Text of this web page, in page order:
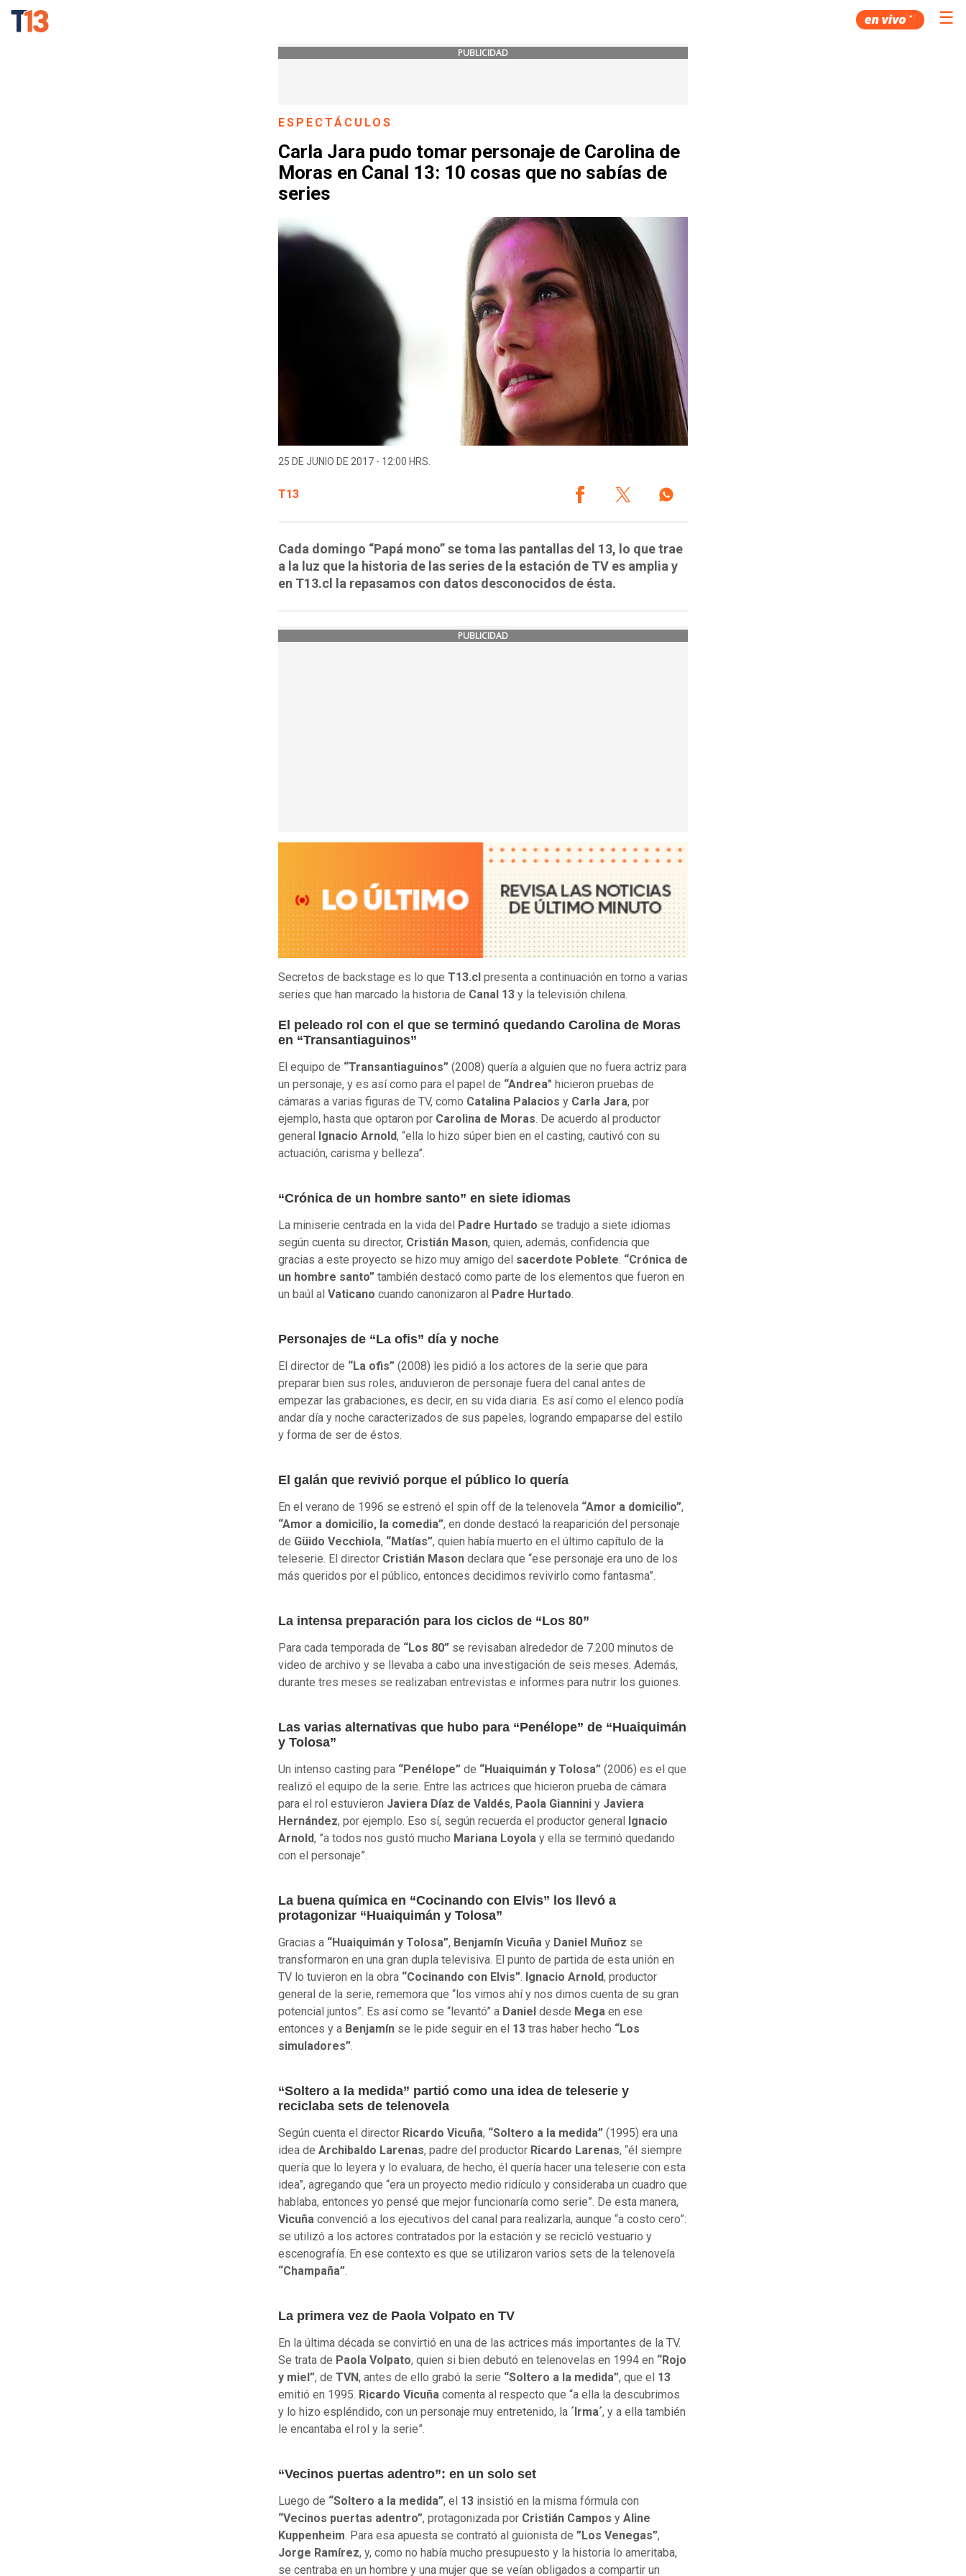
☰
PUBLICIDAD
ESPECTÁCULOS
Carla Jara pudo tomar personaje de Carolina de
Moras en Canal 13: 10 cosas que no sabías de
series
25 DE JUNIO DE 2017 - 12:00 HRS.
T13
Cada domingo “Papá mono” se toma las pantallas del 13, lo que trae
a la luz que la historia de las series de la estación de TV es amplia y
en T13.cl la repasamos con datos desconocidos de ésta.
PUBLICIDAD
Secretos de backstage es lo que T13.cl presenta a continuación en torno a varias
series que han marcado la historia de Canal 13 y la televisión chilena.
El peleado rol con el que se terminó quedando Carolina de Moras
en “Transantiaguinos”
El equipo de “Transantiaguinos” (2008) quería a alguien que no fuera actriz para
un personaje, y es así como para el papel de “Andrea" hicieron pruebas de
cámaras a varias figuras de TV, como Catalina Palacios y Carla Jara, por
ejemplo, hasta que optaron por Carolina de Moras. De acuerdo al productor
general
Ignacio Arnold, “ella lo hizo súper bien en el casting, cautivó con su
actuación, carisma y belleza”.
“Crónica de un hombre santo” en siete idiomas
La miniserie centrada en la vida del Padre Hurtado se tradujo a siete idiomas
según cuenta su director, Cristián Mason, quien, además, confidencia que
gracias a este proyecto se hizo muy amigo del sacerdote Poblete. “Crónica de
un hombre santo” también destacó como parte de los elementos que fueron en
un baúl al Vaticano cuando canonizaron al Padre Hurtado.
Personajes de “La ofis” día y noche
El director de “La ofis” (2008) les pidió a los actores de la serie que para
preparar bien sus roles, anduvieron de personaje fuera del canal antes de
empezar las grabaciones, es decir, en su vida diaria. Es así como el elenco podía
andar día y noche caracterizados de sus papeles, logrando empaparse del estilo
y forma de ser de éstos.
El galán que revivió porque el público lo quería
En el verano de 1996 se estrenó el spin off de la telenovela “Amor a domicilio”,
“Amor a domicilio, la comedia”, en donde destacó la reaparición del personaje
de Güido Vecchiola, “Matías”, quien había muerto en el último capítulo de la
teleserie. El director Cristián Mason declara que “ese personaje era uno de los
más queridos por el público, entonces decidimos revivirlo como fantasma”.
La intensa preparación para los ciclos de “Los 80”
Para cada temporada de “Los 80” se revisaban alrededor de 7.200 minutos de
video de archivo y se llevaba a cabo una investigación de seis meses. Además,
durante tres meses se realizaban entrevistas e informes para nutrir los guiones.
Las varias alternativas que hubo para “Penélope” de “Huaiquimán
y Tolosa”
Un intenso casting para “Penélope” de “Huaiquimán y Tolosa” (2006) es el que
realizó el equipo de la serie. Entre las actrices que hicieron prueba de cámara
para el rol estuvieron Javiera Díaz de Valdés, Paola Giannini y Javiera
Hernández, por ejemplo. Eso sí, según recuerda el productor general Ignacio
Arnold, ”a todos nos gustó mucho Mariana Loyola y ella se terminó quedando
con el personaje”.
La buena química en “Cocinando con Elvis” los llevó a
protagonizar “Huaiquimán y Tolosa”
Gracias a “Huaiquimán y Tolosa”, Benjamín Vicuña y Daniel Muñoz se
transformaron en una gran dupla televisiva. El punto de partida de esta unión en
TV lo tuvieron en la obra “Cocinando con Elvis”. Ignacio Arnold, productor
general de la serie, rememora que “los vimos ahí y nos dimos cuenta de su gran
potencial juntos”. Es así como se “levantó” a Daniel desde Mega en ese
entonces y a Benjamín se le pide seguir en el 13 tras haber hecho “Los
simuladores”.
“Soltero a la medida” partió como una idea de teleserie y
reciclaba sets de telenovela
Según cuenta el director Ricardo Vicuña, “Soltero a la medida” (1995) era una
idea de Archibaldo Larenas, padre del productor Ricardo Larenas, “él siempre
quería que lo leyera y lo evaluara, de hecho, él quería hacer una teleserie con esta
idea”, agregando que “era un proyecto medio ridículo y consideraba un cuadro que
hablaba, entonces yo pensé que mejor funcionaría como serie”. De esta manera,
Vicuña convenció a los ejecutivos del canal para realizarla, aunque “a costo cero”:
se utilizó a los actores contratados por la estación y se recicló vestuario y
escenografía. En ese contexto es que se utilizaron varios sets de la telenovela
“Champaña”
La primera vez de Paola Volpato en TV
En la última década se convirtió en una de las actrices más importantes de la TV.
Se trata de Paola Volpato, quien si bien debutó en telenovelas en 1994 en “Rojo
y miel”, de TVN, antes de ello grabó la serie “Soltero a la medida”, que el 13
emitió en 1995. Ricardo Vicuña comenta al respecto que “a ella la descubrimos
y lo hizo espléndido, con un personaje muy entretenido, la ´Irma´, y a ella también
le encantaba el rol y la serie”.
“Vecinos puertas adentro”: en un solo set
Luego de “Soltero a la medida”, el 13 insistió en la misma fórmula con
“Vecinos puertas adentro”, protagonizada por Cristián Campos y Aline
Kuppenheim . Para esa apuesta se contrató al guionista de ”Los Venegas”,
Jorge Ramírez, y, como no había mucho presupuesto y la historia lo ameritaba,
se centraba en un hombre y una mujer que se veían obligados a compartir un